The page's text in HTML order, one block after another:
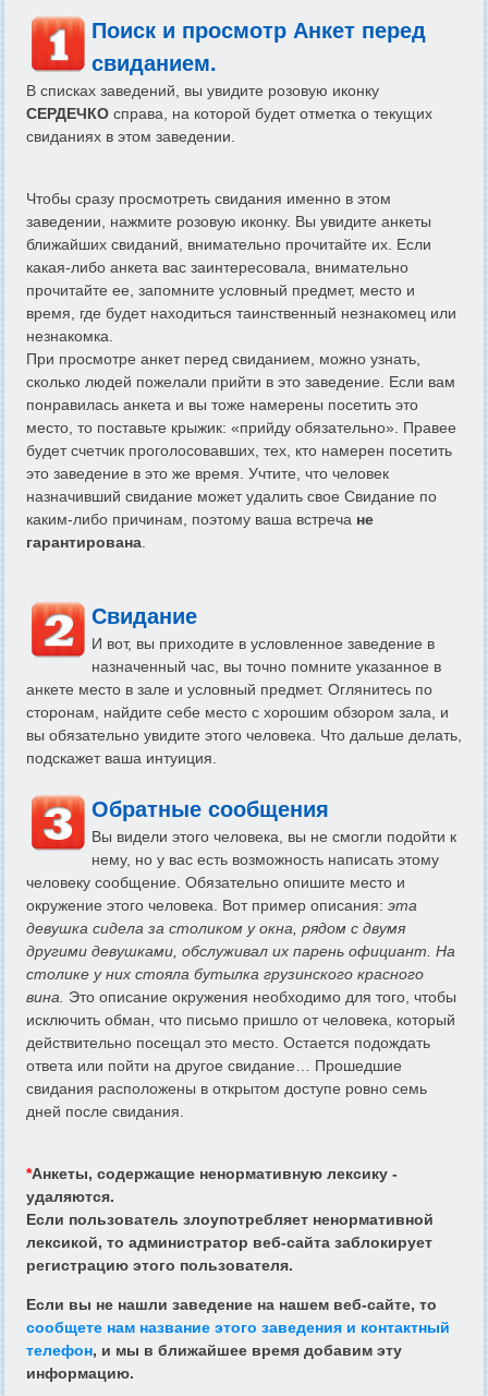
Поиск и просмотр Анкет перед
свиданием.
В списках заведений, вы увидите розовую иконку
СЕРДЕЧКО справа, на которой будет отметка о текущих
свиданиях в этом заведении.
Чтобы сразу просмотреть свидания именно в этом
заведении, нажмите розовую иконку. Вы увидите анкеты
ближайших свиданий, внимательно прочитайте их. Если
какая-либо анкета вас заинтересовала, внимательно
прочитайте ее, запомните условный предмет, место и
время, где будет находиться таинственный незнакомец или
незнакомка.
При просмотре анкет перед свиданием, можно узнать,
сколько людей пожелали прийти в это заведение. Если вам
понравилась анкета и вы тоже намерены посетить это
место, то поставьте крыжик: «прийду обязательно». Правее
будет счетчик проголосовавших, тех, кто намерен посетить
это заведение в это же время. Учтите, что человек
назначивший свидание может удалить свое Свидание по
каким-либо причинам, поэтому ваша встреча не
гарантирована.
Свидание
И вот, вы приходите в условленное заведение в
назначенный час, вы точно помните указанное в
анкете место в зале и условный предмет. Оглянитесь по
сторонам, найдите себе место с хорошим обзором зала, и
вы обязательно увидите этого человека. Что дальше делать,
подскажет ваша интуиция.
Обратные сообщения
Вы видели этого человека, вы не смогли подойти к
нему, но у вас есть возможность написать этому
человеку сообщение. Обязательно опишите место и
окружение этого человека. Вот пример описания: эта
девушка сидела за столиком у окна, рядом с двумя
другими девушками, обслуживал их парень официант. На
столике у них стояла бутылка грузинского красного
вина. Это описание окружения необходимо для того, чтобы
исключить обман, что письмо пришло от человека, который
действительно посещал это место. Остается подождать
ответа или пойти на другое свидание… Прошедшие
свидания расположены в открытом доступе ровно семь
дней после свидания.
*Анкеты, содержащие ненормативную лексику -
удаляются.
Если пользователь злоупотребляет ненормативной
лексикой, то администратор веб-сайта заблокирует
регистрацию этого пользователя.
Если вы не нашли заведение на нашем веб-сайте, то
сообщете нам название этого заведения и контактный
телефон, и мы в ближайшее время добавим эту
информацию.